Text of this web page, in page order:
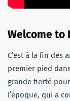
Welcome to
C’est à la fin des
premier pied
grande fierté
l’époque, qui a